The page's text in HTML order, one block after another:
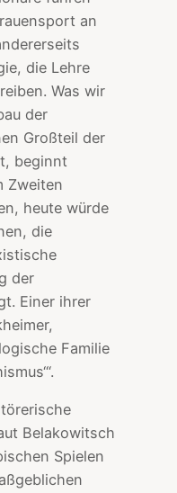
an
die Lehre
Was wir
der
Großteil der
beginnt
Zweiten
heute würde
die
der
Einer ihrer
Familie
Belakowitsch
Spielen